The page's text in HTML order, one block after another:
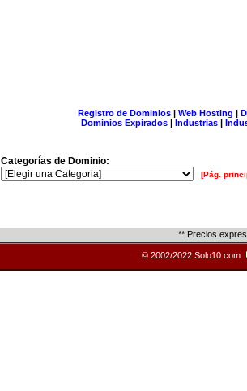
Registro de Dominios| Web Hosting |
Dominios Expirados | Industrias |
Categorías de Dominio:
[Pág.
** Precios
© 2002/2022 Solo10.com